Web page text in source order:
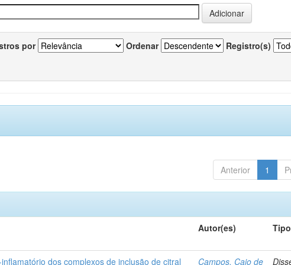
por Ordenar Registro(s)
Anterior 1
Autor(es) Tipo
dos complexos de inclusão de citral Campos, Caio de